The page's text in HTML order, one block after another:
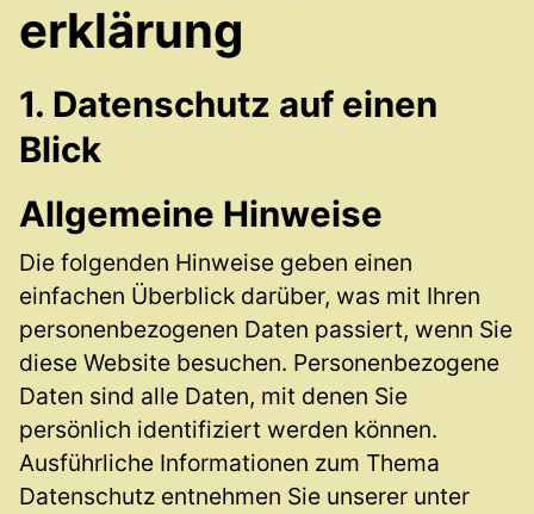
erklärung
1. Datenschutz auf einen
Blick
Allgemeine Hinweise
Die folgenden Hinweise geben einen
einfachen Überblick darüber, was mit Ihren
personenbezogenen Daten passiert, wenn Sie
diese Website besuchen. Personenbezogene
Daten sind alle Daten, mit denen Sie
persönlich identifiziert werden können.
Ausführliche Informationen zum Thema
Datenschutz entnehmen Sie unserer unter